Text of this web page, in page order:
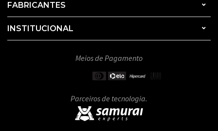
FABRICANTES
INSTITUCIONAL
Meios de Pagamento
Parceiros de tecnologia.